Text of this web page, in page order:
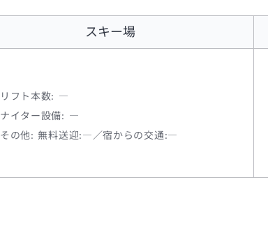
スキー場
リフト本数: ―
ナイター設備: ―
その他: 無料送迎:―／宿からの交通:―